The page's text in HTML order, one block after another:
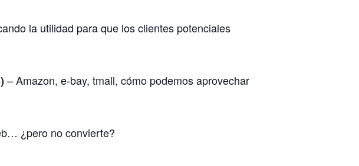
la utilidad para que los clientes potenciales
– Amazon, e-bay, tmall, cómo podemos aprovechar
¿pero no convierte?